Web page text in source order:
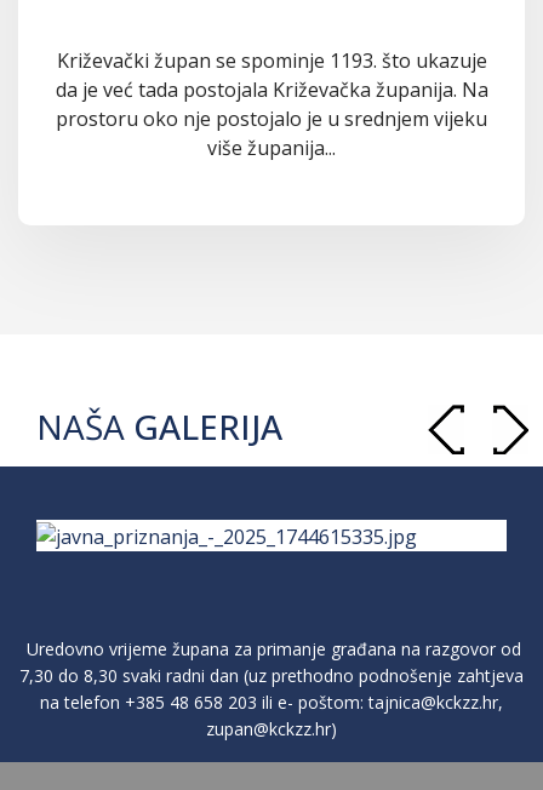
Križevački župan se spominje 1193. što ukazuje
da je već tada postojala Križevačka županija. Na
prostoru oko nje postojalo je u srednjem vijeku
više županija...
NAŠA GALERIJA
Uredovno vrijeme župana za primanje građana na razgovor od
7,30 do 8,30 svaki radni dan (uz prethodno podnošenje zahtjeva
na telefon +385 48 658 203 ili e- poštom:tajnica@kckzz.hr,
zupan@kckzz.hr)